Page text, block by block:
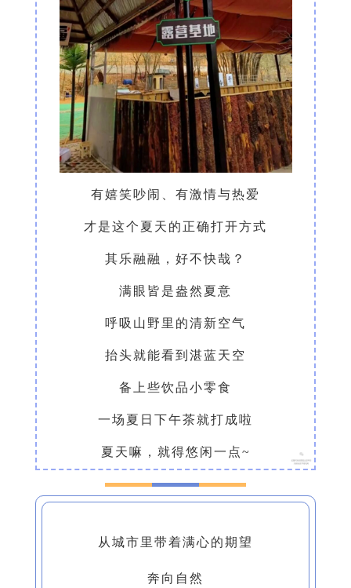
有嬉笑吵闹、有激情与热爱
才是这个夏天的正确打开方式
其乐融融，好不快哉？
满眼皆是盎然夏意
呼吸山野里的清新空气
抬头就能看到湛蓝天空
备上些饮品小零食
一场夏日下午茶就打成啦
夏天嘛，就得悠闲一点~
从城市里带着满心的期望
奔向自然